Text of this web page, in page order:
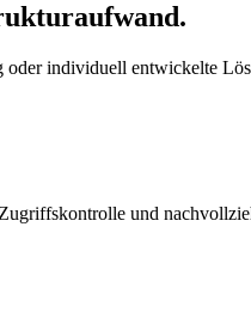
individuell entwickelte
und